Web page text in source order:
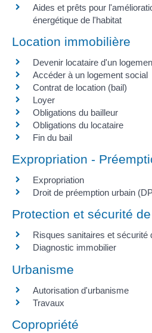
Aides et prêts pour
énergétique de l'habitat
Location immobilière
Devenir locataire d'un
Accéder à un logement social
Contrat de location (bail)
Loyer
Obligations du bailleur
Obligations du locataire
Fin du bail
Expropriation -
Expropriation
Droit de préemption urbain
Protection et sécurité
Risques sanitaires et sécurité
Diagnostic immobilier
Urbanisme
Autorisation d'urbanisme
Travaux
Copropriété